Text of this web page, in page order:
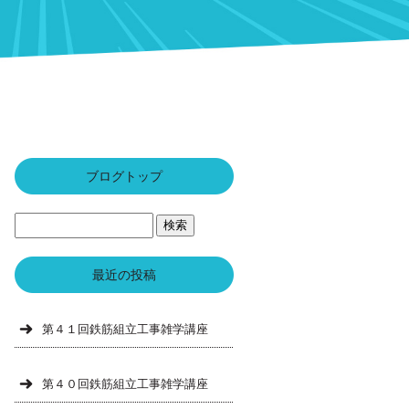
ブログトップ
最近の投稿
第４１回鉄筋組立工事雑学講座
第４０回鉄筋組立工事雑学講座